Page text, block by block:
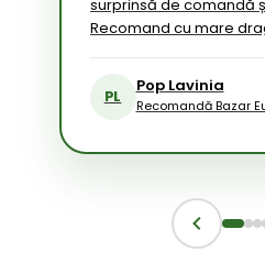
surprinsă de comandă
Recomand cu mare
PL
Pop Lavinia
Recomandă Bazar